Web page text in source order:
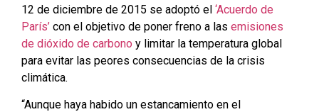
12 de diciembre de 2015 se adoptó el ‘Acuerdo de
París’ con el objetivo de poner freno a las emisiones
de dióxido de carbono y limitar la temperatura global
para evitar las peores consecuencias de la crisis
climática.
“Aunque haya habido un estancamiento en el